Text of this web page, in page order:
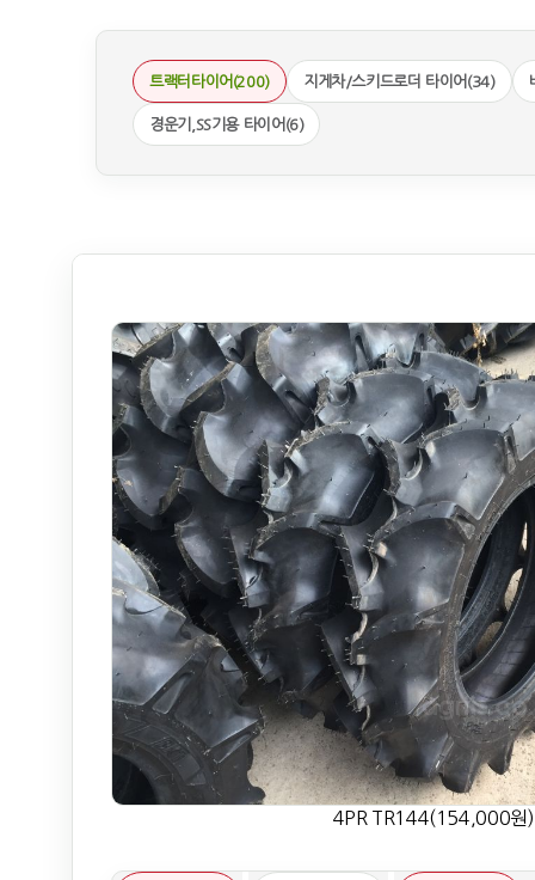
트랙터타이어(200) 지게차/스키드로더 타이어(34)
경운기,SS기용 타이어(6)
4PR TR144(154,000원)